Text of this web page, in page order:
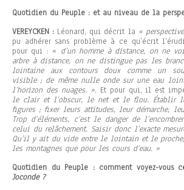
Quotidien du Peuple : et au niveau de la
VEREYCKEN : Léonard, qui décrit la «
pu adhérer sans problème à ce qu’écrit
pour qui : « d’un homme à distance, on ne
arbre à distance, on ne distingue pas les
lointaine aux contours doux comme un
visible ; de même nulle onde sur une eau
l’horizon des nuages. ». Et pour qui, il est
le clair et l’obscur, le net et le flou. Établir
figures ; fixer leurs attitudes, leur démarche,
Trop d’éléments, c’est le danger de
celui du relâchement. Saisir donc l’exacte
Qu’il y ait du vide entre le lointain et le
les montagnes que pour les cours d’eau. »
Quotidien du Peuple : comment voyez-vous
Joconde ?